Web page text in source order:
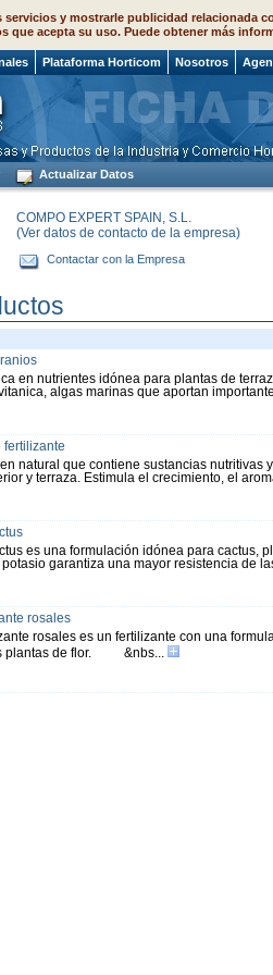
y mostrarle publicidad relacionada
que acepta su uso. Puede obtener más
Plataforma Horticom Nosotros
Actualizar Datos
COMPO EXPERT SPAIN, S.L.
(Ver datos de contacto de la empresa)
Contactar con la Empresa
en nutrientes idónea para plantas de
algas marinas que aportan
fertilizante
natural que contiene sustancias nutritivas
y terraza. Estimula el crecimiento, el
es una formulación idónea para cactus,
garantiza una mayor resistencia de
rosales
rosales es un fertilizante con una
plantas de flor. &nbs...